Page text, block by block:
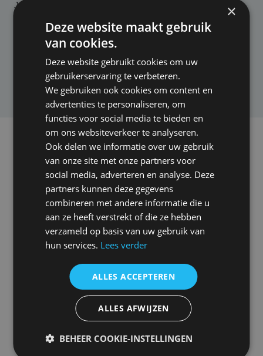
Juridische dienstverlening
Technische beroepen
Overige beroepen
In het kort
Dekking beroepsaansprakelijk­heids­
verzekering
Een beroepsaansprakelijkheidsverzekering (BAV) dekt
de “zuivere vermogensschade” als gevolg van
beroepsfouten, zoals nalatigheid, verkeerde adviezen, of
schade waarvoor u aansprakelijk bent, worden ook
juridische verweerkosten en wettelijke rente vergoed.
Wel verzekerd
Door derden geleden financiële vermogensschade
×
Deze website maakt gebruik
van cookies.
Deze website gebruikt cookies om uw
gebruikerservaring te verbeteren.
We gebruiken ook cookies om content en
advertenties te personaliseren, om
functies voor social media te bieden en
om ons websiteverkeer te analyseren.
Ook delen we informatie over uw gebruik
van onze site met onze partners voor
social media, adverteren en analyse. Deze
partners kunnen deze gegevens
combineren met andere informatie die u
aan ze heeft verstrekt of die ze hebben
verzameld op basis van uw gebruik van
hun services. Lees verder
ALLES ACCEPTEREN
ALLES AFWIJZEN
BEHEER COOKIE-INSTELLINGEN